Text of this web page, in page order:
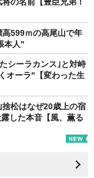
599ｍの高尾山で年
本人"
シーラカンス｣と対峙
オーラ"【変わった生
捨松はなぜ20歳上の宿
した本音【風、薫る